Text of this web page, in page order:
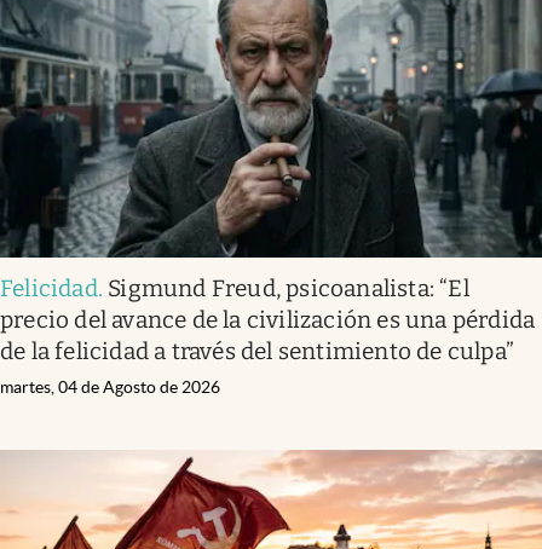
Felicidad. Sigmund Freud, psicoanalista: “El
precio del avance de la civilización es una pérdida
de la felicidad a través del sentimiento de culpa”
martes, 04 de Agosto de 2026